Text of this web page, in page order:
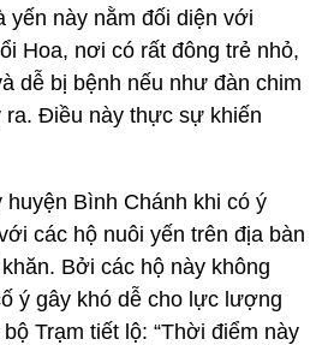
yến này nằm đối diện với
Hoa, nơi có rất đông trẻ nhỏ,
dễ bị bệnh nếu như đàn chim
ra. Điều này thực sự khiến
huyện Bình Chánh khi có ý
các hộ nuôi yến trên địa bàn
Bởi các hộ này không
ý gây khó dễ cho lực lượng
Trạm tiết lộ: “Thời điểm này